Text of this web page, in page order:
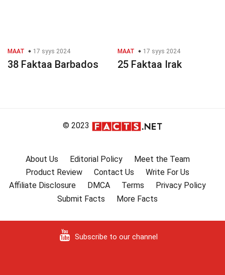
MAAT 17 syys 2024
38 Faktaa Barbados
MAAT 17 syys 2024
25 Faktaa Irak
© 2023
About Us Editorial Policy
Meet the Team
Product Review
Contact Us
Write For Us
Affiliate Disclosure
DMCA Terms
Privacy Policy
Submit Facts
More Facts
Subscribe to our channel